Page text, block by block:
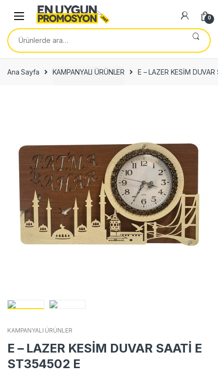
navigation
content
0
Ara:
Ana Sayfa KAMPANYALI ÜRÜNLER E – LAZER KESİM
KAMPANYALI ÜRÜNLER
E – LAZER KESİM DUVAR SAATİ E
ST354502 E